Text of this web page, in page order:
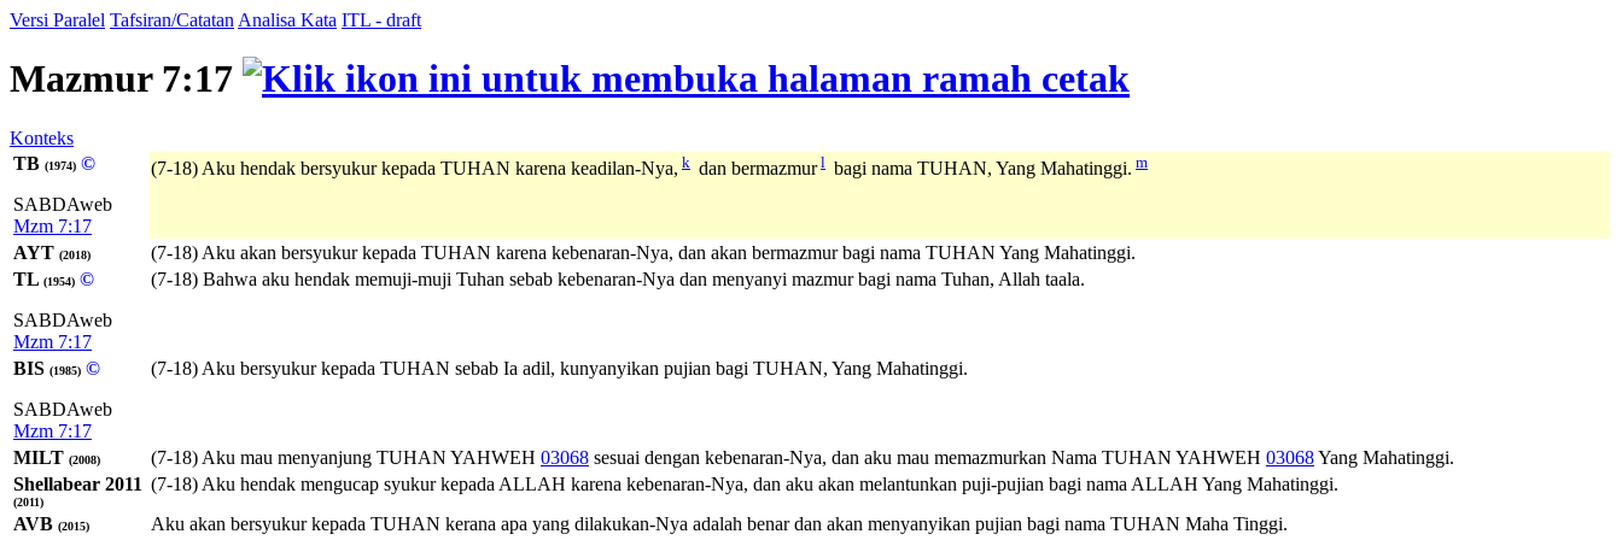
Versi Paralel Tafsiran/Catatan Analisa Kata ITL - draft
Mazmur 7:17
Konteks
TB (1974) ©
SABDAweb
Mzm 7:17
(7-18) Aku hendak bersyukur kepada TUHAN karena keadilan-Nya, k dan bermazmur l bagi nama TUHAN, Yang Mahatinggi. m
AYT (2018)
(7-18) Aku akan bersyukur kepada TUHAN karena kebenaran-Nya, dan akan bermazmur bagi nama TUHAN Yang Mahatinggi.
TL (1954) ©
SABDAweb
Mzm 7:17
(7-18) Bahwa aku hendak memuji-muji Tuhan sebab kebenaran-Nya dan menyanyi mazmur bagi nama Tuhan, Allah taala.
BIS (1985) ©
SABDAweb
Mzm 7:17
(7-18) Aku bersyukur kepada TUHAN sebab Ia adil, kunyanyikan pujian bagi TUHAN, Yang Mahatinggi.
MILT (2008) (7-18) Aku mau menyanjung TUHAN YAHWEH 03068 sesuai dengan kebenaran-Nya, dan aku mau memazmurkan Nama TUHAN YAHWEH 03068Yang Mahatinggi.
Shellabear 2011
(2011)
(7-18) Aku hendak mengucap syukur kepada ALLAH karena kebenaran-Nya, dan aku akan melantunkan puji-pujian bagi nama ALLAH Yang Mahatinggi.
AVB (2015) Aku akan bersyukur kepada TUHAN kerana apa yang dilakukan-Nya adalah benar dan akan menyanyikan pujian bagi nama TUHAN Maha Tinggi.